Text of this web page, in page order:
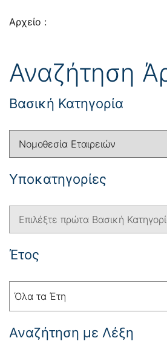
Αρχείο :
Αναζήτηση
Βασική Κατηγορία
Yποκατηγορίες
Έτος
Όλα τα Έτη
Αναζήτηση με Λέξη